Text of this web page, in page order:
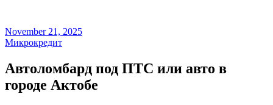
November 21, 2025
Микрокредит
Автоломбард под ПТС или авто в
городе Актобе